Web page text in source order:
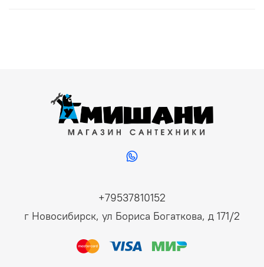
+79537810152
г Новосибирск, ул Бориса Богаткова, д 171/2